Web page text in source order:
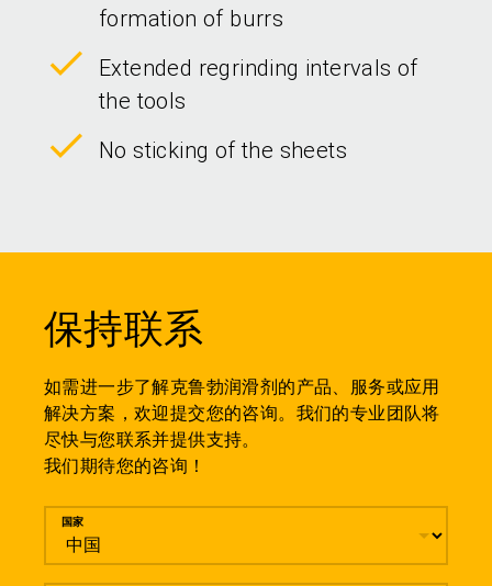
formation of burrs
Extended regrinding intervals of
the tools
No sticking of the sheets
保持联系
如需进一步了解克鲁勃润滑剂的产品、服务或应用
解决方案，欢迎提交您的咨询。我们的专业团队将
尽快与您联系并提供支持。
我们期待您的咨询！
留言
国家